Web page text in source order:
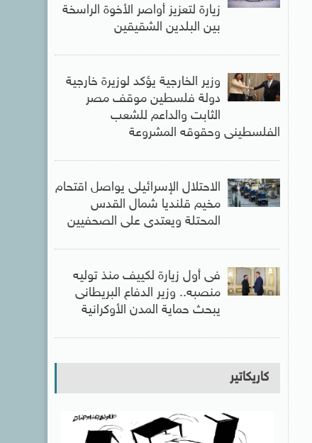
زيارة لتعزيز أواصر الأخوة الراسخة
بين البلدين الشقيقين
وزير الخارجية يؤكد لوزيرة خارجية
دولة فلسطين موقف مصر
الثابت والداعم للشعب
الفلسطينى وحقوقه المشروعة
الاحتلال الإسرائيلى يواصل اقتحام
مخيم قلنديا شمال القدس
المحتلة ويعتدى على الصحفيين
فى أول زيارة لكييف منذ توليه
منصبه.. وزير الدفاع البريطانى
يبحث حماية المدن الأوكرانية
كاريكاتير